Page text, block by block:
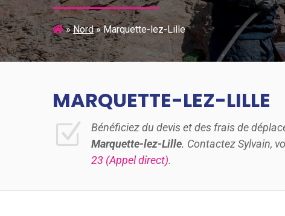
»Nord»Marquette-lez-Lille
MARQUETTE-LEZ-LILLE
Z Bénéficiez du devis et des frais de
Marquette-lez-Lille. Contactez Sylvain,
23 (Appel direct).